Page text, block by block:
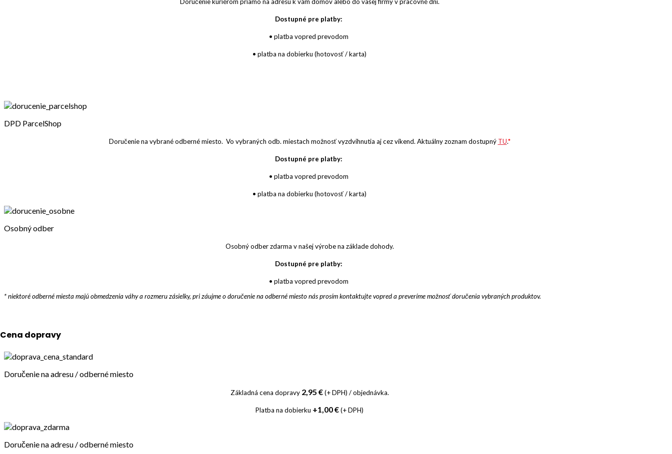
Doručenie kuriérom priamo na adresu k vám domov alebo do vašej firmy v pracovné dni.
Dostupné pre platby:
• platba vopred prevodom
• platba na dobierku (hotovosť / karta)
DPD ParcelShop
Doručenie na vybrané odberné miesto. Vo vybraných odb. miestach možnosť vyzdvihnutia aj cez víkend. Aktuálny zoznam dostupný TU.*
Dostupné pre platby:
• platba vopred prevodom
• platba na dobierku (hotovosť / karta)
Osobný odber
Osobný odber zdarma v našej výrobe na základe dohody.
Dostupné pre platby:
• platba vopred prevodom
* niektoré odberné miesta majú obmedzenia váhy a rozmeru zásielky, pri záujme o doručenie na odberné miesto nás prosím kontaktujte vopred a preveríme možnosť doručenia vybraných produktov.
Cena dopravy
Doručenie na adresu / odberné miesto
Základná cena dopravy 2,95 €(+ DPH) / objednávka.
Platba na dobierku +1,00 €(+ DPH)
Doručenie na adresu / odberné miesto